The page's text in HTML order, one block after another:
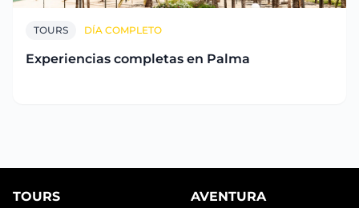
TOURS DÍA COMPLETO
Experiencias completas en Palma
TOURS AVENTURA